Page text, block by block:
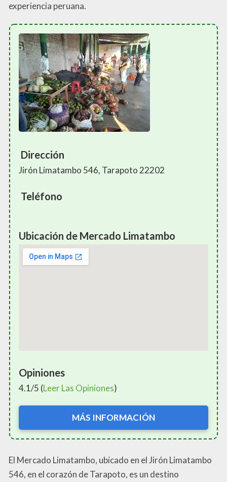
experiencia peruana.
Dirección
Jirón Limatambo 546, Tarapoto 22202
Teléfono
Ubicación de Mercado Limatambo
Opiniones
4.1/5 (Leer Las Opiniones)
MÁS INFORMACIÓN
El Mercado Limatambo, ubicado en el Jirón Limatambo
546, en el corazón de Tarapoto, es un destino